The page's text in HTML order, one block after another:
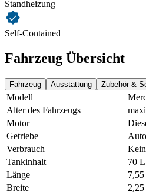
Standheizung
Self-Contained
Fahrzeug Übersicht
Fahrzeug Ausstattung Zubehör &
Modell
Alter des Fahrzeugs
Motor
Getriebe
Verbrauch
Tankinhalt
70 L
Länge
Breite